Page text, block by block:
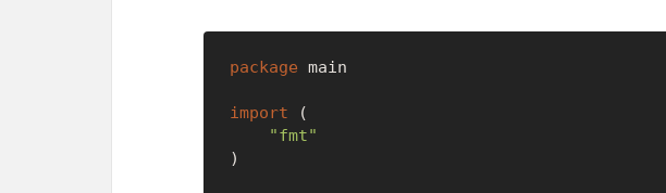
package main
import (
"fmt"
)